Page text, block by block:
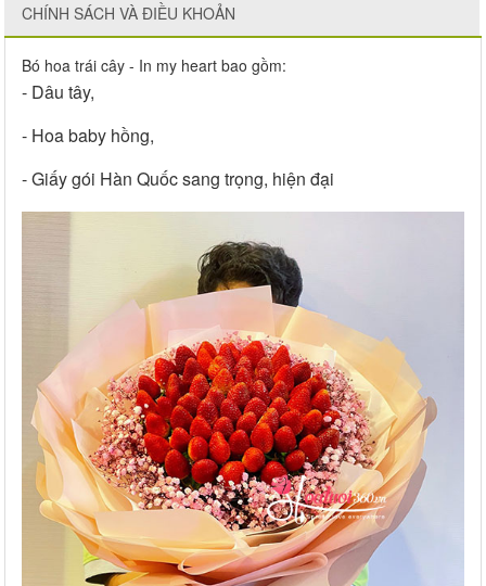
CHÍNH SÁCH VÀ ĐIỀU KHOẢN
Bó hoa trái cây - In my heart bao gồm:
- Dâu tây,
- Hoa baby hồng,
- Giấy gói Hàn Quốc sang trọng, hiện đại